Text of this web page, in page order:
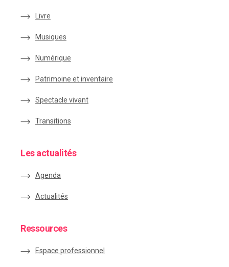
Livre
Musiques
Numérique
Patrimoine et inventaire
Spectacle vivant
Transitions
Les actualités
Agenda
Actualités
Ressources
Espace professionnel